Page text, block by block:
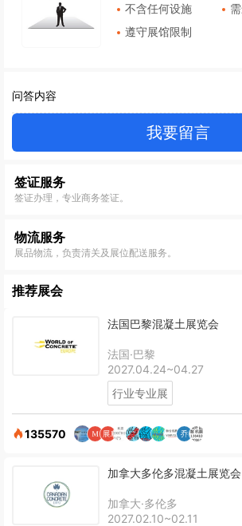
不含任何设施
遵守展馆限制
问答内容
我要留言
签证服务
签证办理，专业商务签证。
物流服务
展品物流，负责清关及展位配送服务。
推荐展会
法国巴黎混凝土展览会
法国·巴黎
2027.04.24~04.27
行业专业展
135570
加拿大多伦多混凝土展览会
加拿大·多伦多
2027.02.10~02.11